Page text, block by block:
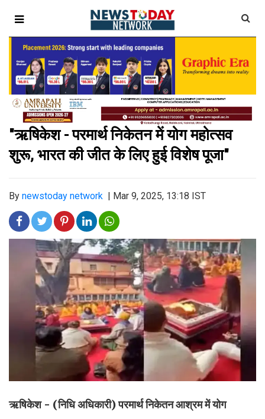
"ऋषिकेश - परमार्थ निकेतन में योग महोत्सव
शुरू, भारत की जीत के लिए हुई विशेष पूजा"
By newstoday network Mar 9, 2025, 13:18 IST
ऋषिकेश - (निधि अधिकारी)परमार्थ निकेतन आश्रम में योग